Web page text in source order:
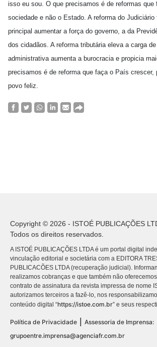
isso eu sou. O que precisamos é de reformas que
sociedade e não o Estado. A reforma do
principal aumentar a força do governo, a da
dos cidadãos. A reforma tributária eleva a carga
administrativa aumenta a burocracia e propicia
precisamos é de reforma que faça o País crescer,
povo feliz.
Copyright © 2026 - ISTOÉ PUBLICAÇÕES
Todos os direitos reservados.
A ISTOÉ PUBLICAÇÕES LTDA é um portal digital
vinculação editorial e societária com a EDITORA
PUBLICACÕES LTDA (recuperação judicial).
realizamos cobranças e que também não
contrato de assinatura da revista impressa de nome
autorizamos terceiros a fazê-lo, nos
conteúdo digital “https://istoe.com.br” e seus
Política de Privacidade
Assessoria de Imprensa:
grupoentre.imprensa@agenciafr.com.br